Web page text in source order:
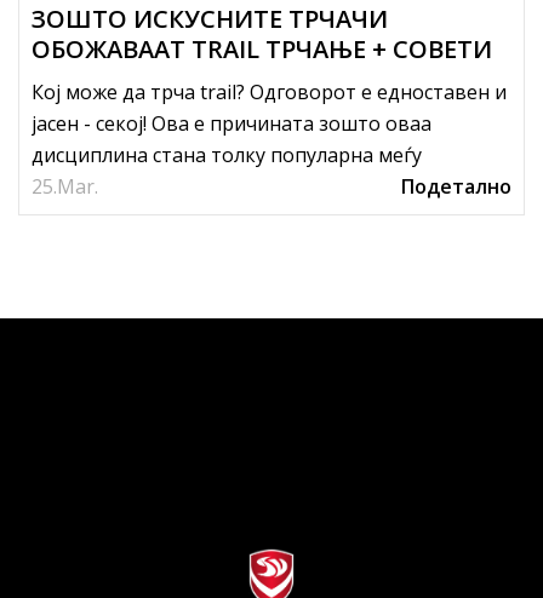
25.Mar.
ЗОШТО ИСКУСНИТЕ ТРЧАЧИ
ОБОЖАВААТ TRAIL ТРЧАЊЕ + СОВЕТИ
ЗА ПОЧЕТНИЦИ
Кој може да трча trail? Одговорот е едноставен и
јасен - секој! Ова е причината зошто оваа
дисциплина стана толку популарна меѓу
трчачите за време на пандеми...
Подетално